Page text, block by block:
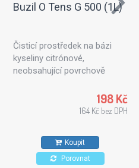
Buzil O Tens G 500 (1L)
Čisticí prostředek na bázi
kyseliny citrónové,
neobsahující povrchově
ošetřování textilních ploch
nebo čalouněného nábytku.
198 Kč
164 Kč bez DPH
Koupit
Porovnat